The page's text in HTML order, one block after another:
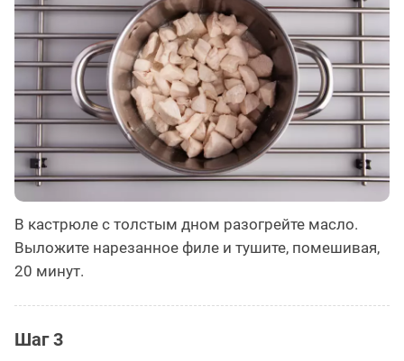
В кастрюле с толстым дном разогрейте масло.
Выложите нарезанное филе и тушите, помешивая,
20 минут.
Шаг 3